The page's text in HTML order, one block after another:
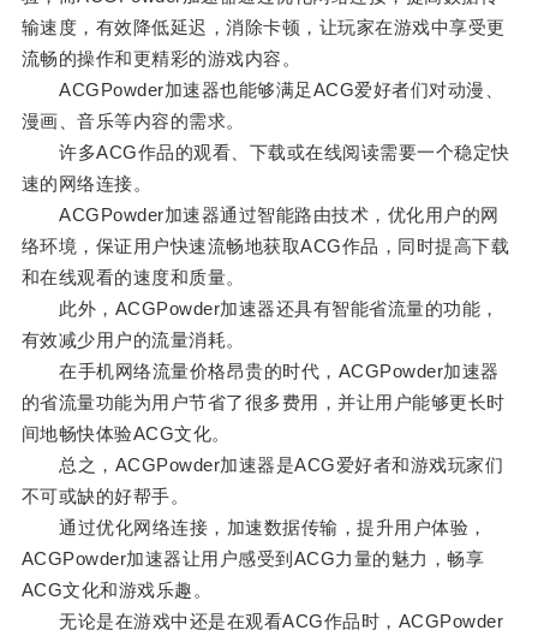
输速度，有效降低延迟，消除卡顿，让玩家在游戏中享受更
流畅的操作和更精彩的游戏内容。
ACGPowder加速器也能够满足ACG爱好者们对动漫、
漫画、音乐等内容的需求。
许多ACG作品的观看、下载或在线阅读需要一个稳定快
速的网络连接。
ACGPowder加速器通过智能路由技术，优化用户的网
络环境，保证用户快速流畅地获取ACG作品，同时提高下载
和在线观看的速度和质量。
此外，ACGPowder加速器还具有智能省流量的功能，
有效减少用户的流量消耗。
在手机网络流量价格昂贵的时代，ACGPowder加速器
的省流量功能为用户节省了很多费用，并让用户能够更长时
间地畅快体验ACG文化。
总之，ACGPowder加速器是ACG爱好者和游戏玩家们
不可或缺的好帮手。
通过优化网络连接，加速数据传输，提升用户体验，
ACGPowder加速器让用户感受到ACG力量的魅力，畅享
ACG文化和游戏乐趣。
无论是在游戏中还是在观看ACG作品时，ACGPowder